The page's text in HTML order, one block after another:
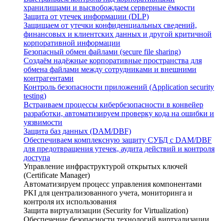
хранилищами и высвобождаем серверные ёмкости
Защита от утечек информации (DLP)
Защищаем от утечки конфиденциальных сведений,
финансовых и клиентских данных и другой критичной
корпоративной информации
Безопасный обмен файлами (secure file sharing)
Создаём надёжные корпоративные пространства для
обмена файлами между сотрудниками и внешними
контрагентами
Контроль безопасности приложений (Application security
testing)
Встраиваем процессы кибербезопасности в конвейер
разработки, автоматизируем проверку кода на ошибки и
уязвимости
Защита баз данных (DAM/DBF)
Обеспечиваем комплексную защиту СУБД с DAM/DBF
для предотвращения утечек, аудита действий и контроля
доступа
Управление инфраструктурой открытых ключей
(Certificate Manager)
Автоматизируем процесс управления компонентами
PKI для централизованного учета, мониторинга и
контроля их использования
Защита виртуализации (Security for Virtualization)
Обеспечение безопасности технологий виртуализации